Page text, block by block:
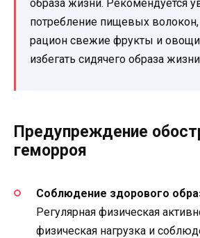
образа жизни. Рекомендуется
потребление пищевых
рацион свежие фрукты и
избегать сидячего образа
Предупреждение
геморроя
Соблюдение здорового
Регулярная физическая
физическая нагрузка и